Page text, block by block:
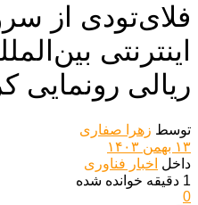
فلای‌تودی از
اینترنتی
ریالی رونمایی
توسط زهرا صفاری
۱۳ بهمن ۱۴۰۳
داخل اخبار فناوری
1 دقیقه خوانده شده
0